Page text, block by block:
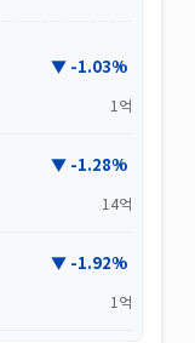
-1.03%
1억
-1.28%
14억
-1.92%
1억